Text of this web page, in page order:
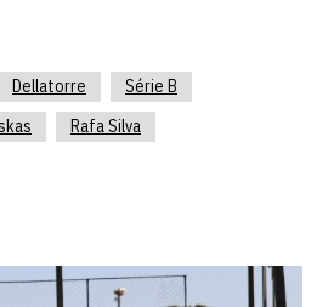
Dellatorre
Série B
Rafa Silva